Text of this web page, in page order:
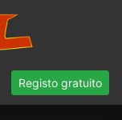
Registo gratuito